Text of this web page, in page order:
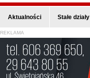
Aktualności Stałe działy
REKLAMA